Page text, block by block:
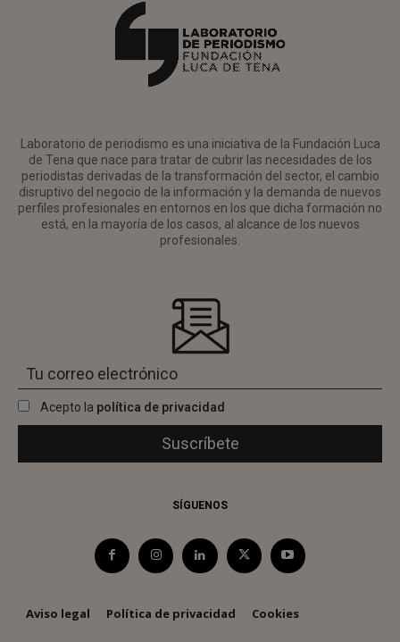
Laboratorio de periodismo es una iniciativa de la Fundación Luca
de Tena que nace para tratar de cubrir las necesidades de los
periodistas derivadas de la transformación del sector, el cambio
disruptivo del negocio de la información y la demanda de nuevos
perfiles profesionales en entornos en los que dicha formación no
está, en la mayoría de los casos, al alcance de los nuevos
profesionales.
Acepto la política de privacidad
SÍGUENOS
Aviso legal Política de privacidad Cookies